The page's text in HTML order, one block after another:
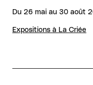
Du 26 mai au 30 août
Expositions à La Criée